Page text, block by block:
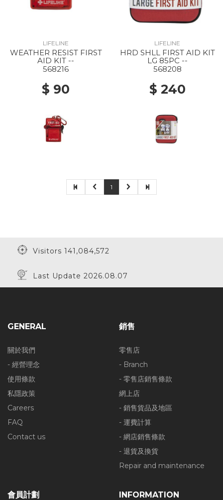
LIFELINE
WEATHER RESIST FIRST
AID KIT --
568216
$ 90
LIFELINE
HRD SHLL FIRST AID KIT
LG 85PC --
568208
$ 240
1
Visitors 141,084,572
Last Update 2026.08.07
GENERAL
關於我們
- 經營理念
使用條款
私隱政策
Careers
FAQ
Contact us
銷售
零售店
- Branch
- 零售店銷售條款
網上店
- 銷售貨品及地區
- 運費計算
- 網店銷售條款
- 退貨及換貨
Repair and maintenance
會員計劃 INFORMATION